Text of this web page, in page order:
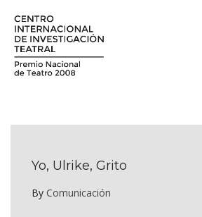
Yo, Ulrike, Grito
By Comunicación